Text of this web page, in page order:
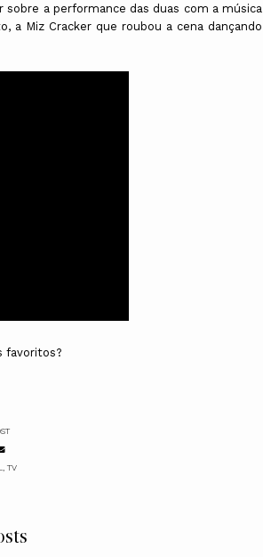
sobre a performance das duas com a música
a Miz Cracker que roubou a cena dançando
favoritos?
TV